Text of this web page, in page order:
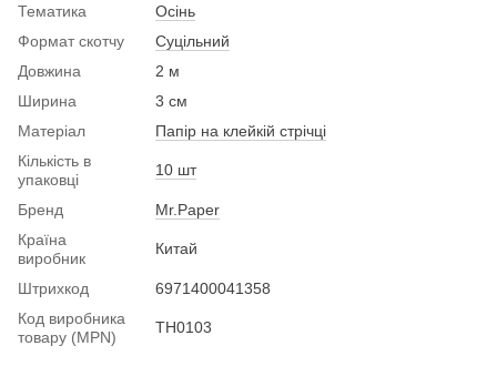
Тематика
Осінь
Формат скотчу
Суцільний
Довжина
2 м
Ширина
3 см
Матеріал
Папір на клейкій стрічці
Кількість в
упаковці
10 шт
Бренд
Mr.Paper
Країна
виробник
Китай
Штрихкод
6971400041358
Код виробника
товару (MPN)
TH0103